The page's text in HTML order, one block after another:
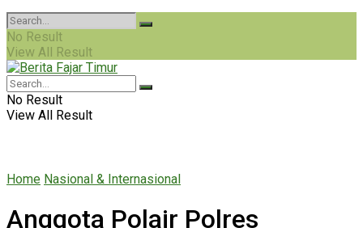
No Result
View All Result
No Result
View All Result
Home Nasional & Internasional
Anggota Polair Polres